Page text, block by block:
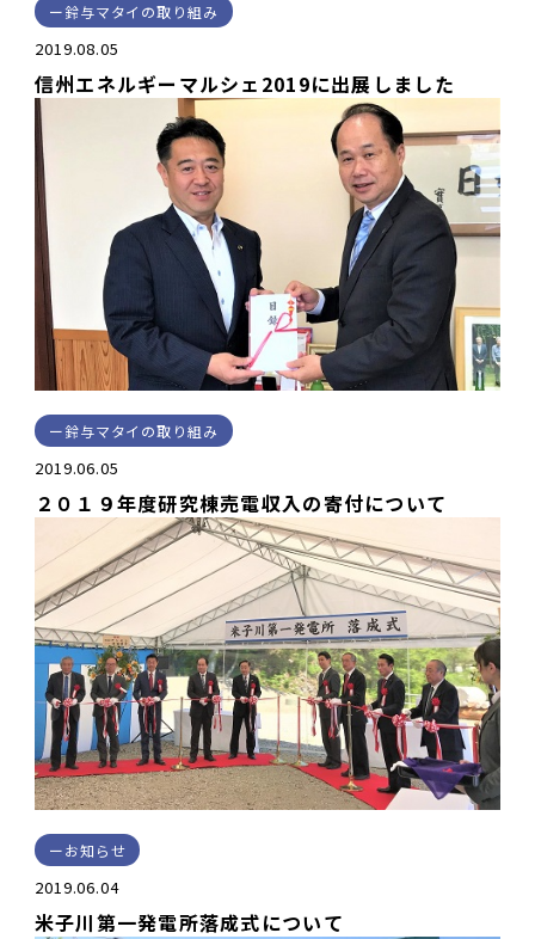
鈴与マタイの取り組み
2019.08.05
信州エネルギーマルシェ2019に出展しました
鈴与マタイの取り組み
2019.06.05
２０１９年度研究棟売電収入の寄付について
お知らせ
2019.06.04
米子川第一発電所落成式について